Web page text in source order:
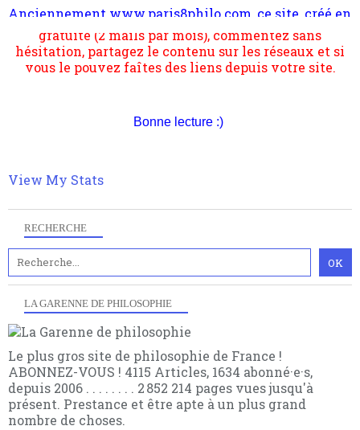
RECHERCHE
LA GARENNE DE PHILOSOPHIE
Le plus gros site de philosophie de France !
ABONNEZ-VOUS ! 4115 Articles, 1634 abonné·e·s,
depuis 2006 . . . . . . . . 2 852 214 pages vues jusqu'à
présent. Prestance et être apte à un plus grand
nombre de choses.
2006 lors du mouvement anti-CPE, a rendu compte de
s'occupe plus largement de rendre compte d'une
transformation dans les paradigmes philosophiques
suivant la pensée du Dehors ou du Surpli, omme la
quantique, résolvant la plupart des impasses
multiples facteurs et échelles. Ce site contient des
articles pour être apte à un plus grand nombre de
gratuite (2 mails par mois), commentez sans
hésitation, partagez le contenu sur les réseaux et si
vous le pouvez faîtes des liens depuis votre site.
Bonne lecture :)
View My Stats